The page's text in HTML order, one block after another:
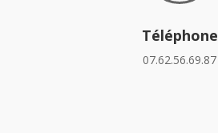
Téléphone
07.62.56.69.87